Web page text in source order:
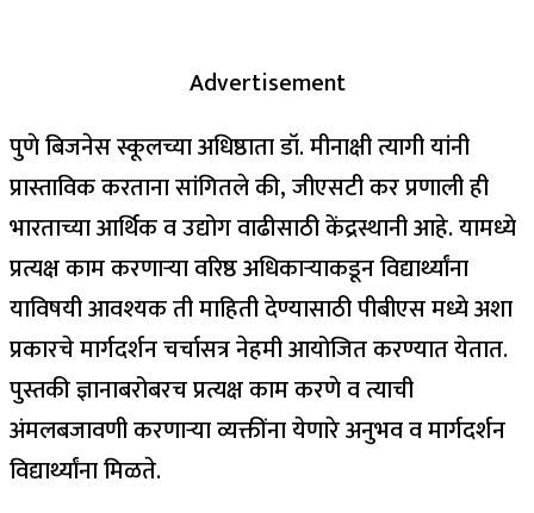
Advertisement
पुणे बिजनेस स्कूलच्या अधिष्ठाता डॉ. मीनाक्षी त्यागी यांनी
प्रास्ताविक करताना सांगितले की, जीएसटी कर प्रणाली ही
भारताच्या आर्थिक व उद्योग वाढीसाठी केंद्रस्थानी आहे. यामध्ये
प्रत्यक्ष काम करणाऱ्या वरिष्ठ अधिकाऱ्याकडून विद्यार्थ्यांना
याविषयी आवश्यक ती माहिती देण्यासाठी पीबीएस मध्ये अशा
प्रकारचे मार्गदर्शन चर्चासत्र नेहमी आयोजित करण्यात येतात.
पुस्तकी ज्ञानाबरोबरच प्रत्यक्ष काम करणे व त्याची
अंमलबजावणी करणाऱ्या व्यक्तींना येणारे अनुभव व मार्गदर्शन
विद्यार्थ्यांना मिळते.